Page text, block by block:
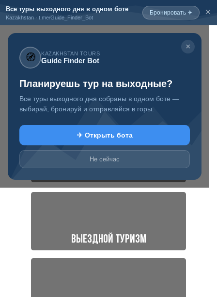
Все туры выходного дня в одном боте
Kazakhstan · t.me/Guide_Finder_Bot
Бронировать ✈ ×
×
🧭 KAZAKHSTAN TOURS
Guide Finder Bot
Планируешь тур на выходные?
Все туры выходного дня собраны в одном боте —
выбирай, бронируй и отправляйся в горы.
✈ Открыть бота
Не сейчас
Выездной туризм
Туры выходного дня
Туристическийинформационный
блог о Казахстане